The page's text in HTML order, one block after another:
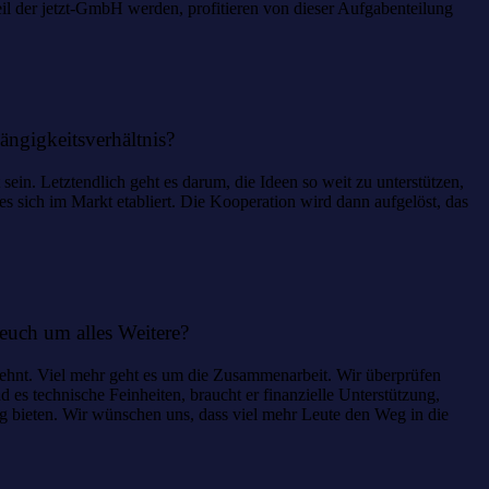
der jetzt-GmbH werden, profitieren von dieser Aufgabenteilung
Letztendlich geht es darum, die Ideen so weit zu unterstützen,
sich im Markt etabliert. Die Kooperation wird dann aufgelöst, das
um alles Weitere?
Viel mehr geht es um die Zusammenarbeit. Wir überprüfen
technische Feinheiten, braucht er finanzielle Unterstützung,
Wir wünschen uns, dass viel mehr Leute den Weg in die